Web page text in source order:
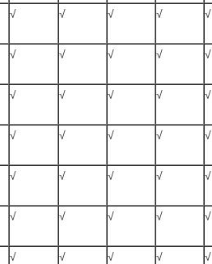
√ √ √ √ √
√ √ √ √ √
√ √ √ √ √
√ √ √ √ √
√ √ √ √ √
√ √ √ √ √
√ √ √ √ √